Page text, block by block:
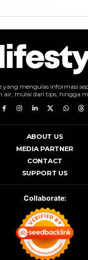
yang mengulas informasi
air, mulai dari tips, hingga
ABOUT US
MEDIA PARTNER
CONTACT
SUPPORT US
Collaborate: